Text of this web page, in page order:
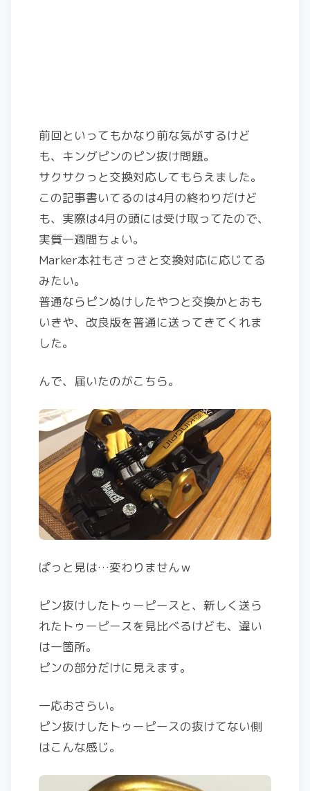
前回といってもかなり前な気がするけど
も、キングピンのピン抜け問題。
サクサクっと交換対応してもらえました。
この記事書いてるのは4月の終わりだけど
も、実際は4月の頭には受け取ってたので、
実質一週間ちょい。
Marker本社もさっさと交換対応に応じてる
みたい。
普通ならピンぬけしたやつと交換かとおも
いきや、改良版を普通に送ってきてくれま
した。
んで、届いたのがこちら。
ぱっと見は…変わりませんｗ
ピン抜けしたトゥーピースと、新しく送ら
れたトゥーピースを見比べるけども、違い
は一箇所。
ピンの部分だけに見えます。
一応おさらい。
ピン抜けしたトゥーピースの抜けてない側
はこんな感じ。